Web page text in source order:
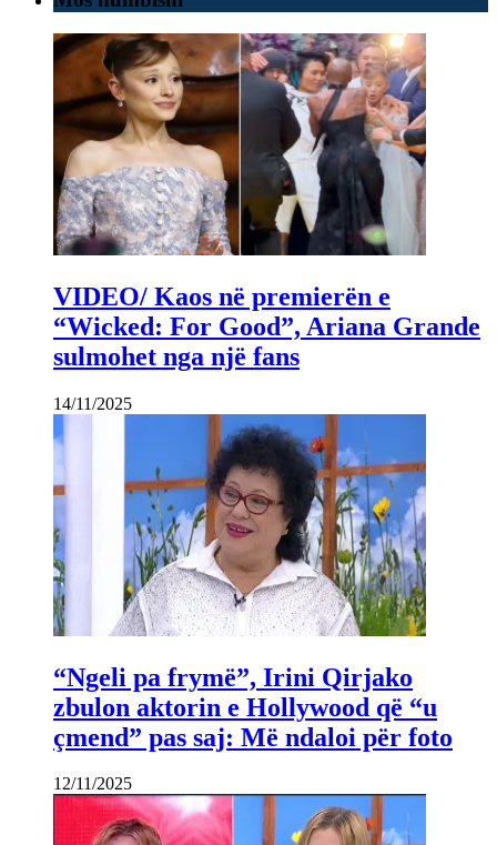
VIDEO/ Kaos në premierën e
“Wicked: For Good”, Ariana Grande
sulmohet nga një fans
14/11/2025
“Ngeli pa frymë”, Irini Qirjako
zbulon aktorin e Hollywood që “u
çmend” pas saj: Më ndaloi për foto
12/11/2025